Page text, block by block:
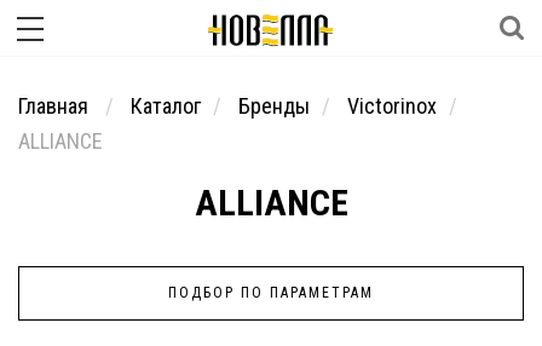
Главная Каталог Бренды
Victorinox
ALLIANCE
ALLIANCE
ПОДБОР ПО ПАРАМЕТРАМ